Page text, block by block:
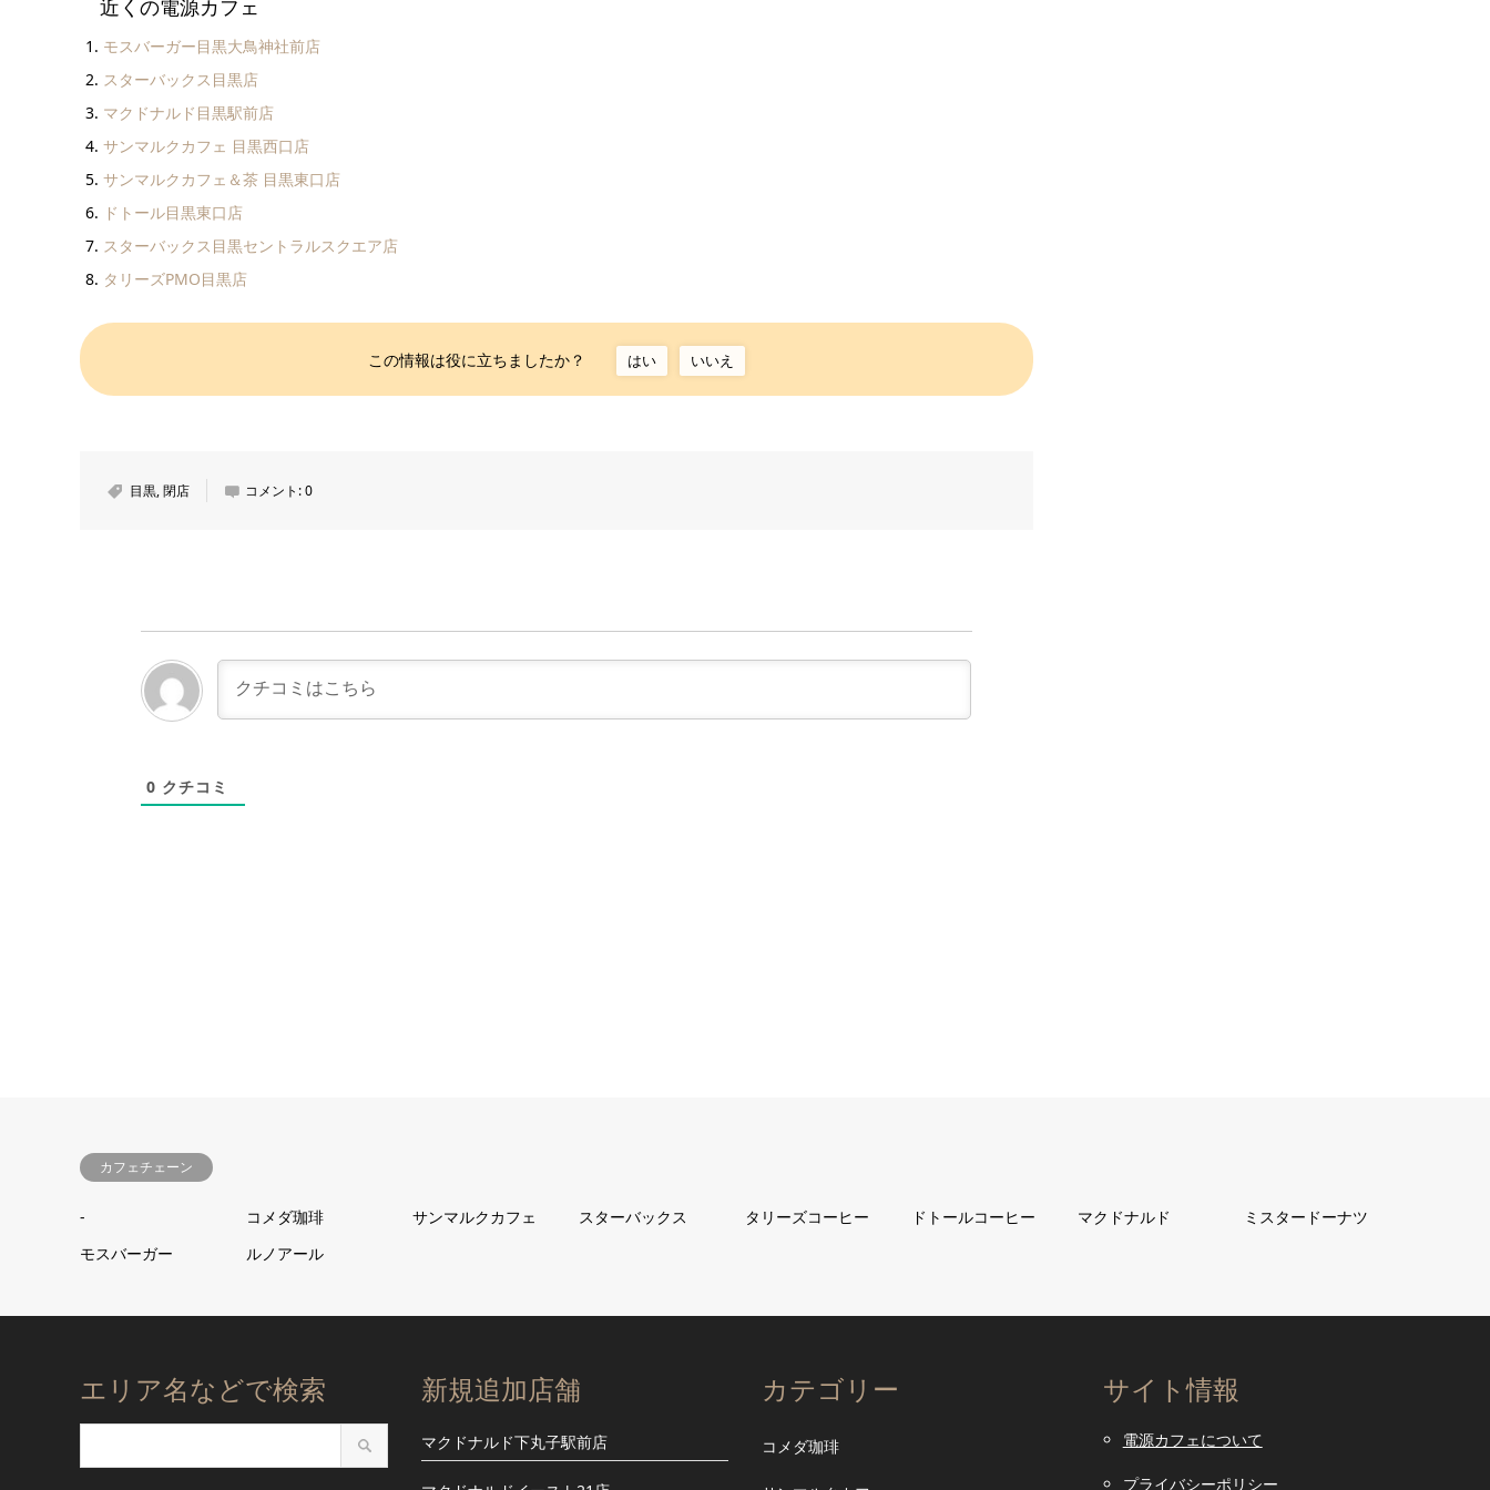
近くの電源カフェ
モスバーガー目黒大鳥神社前店
スターバックス目黒店
マクドナルド目黒駅前店
サンマルクカフェ 目黒西口店
サンマルクカフェ＆茶 目黒東口店
ドトール目黒東口店
スターバックス目黒セントラルスクエア店
タリーズPMO目黒店
この情報は役に立ちましたか？ はい いいえ
目黒,閉店 コメント:0
0 クチコミ
カフェチェーン
- コメダ珈琲 サンマルクカフェ スターバックス タリーズコーヒー ドトールコーヒー マクドナルド
ミスタードーナツ
モスバーガー
ルノアール
エリア名などで検索 新規追加店舗
マクドナルド下丸子駅前店
カテゴリー
コメダ珈琲
サイト情報
電源カフェについて
プライバシーポリシー